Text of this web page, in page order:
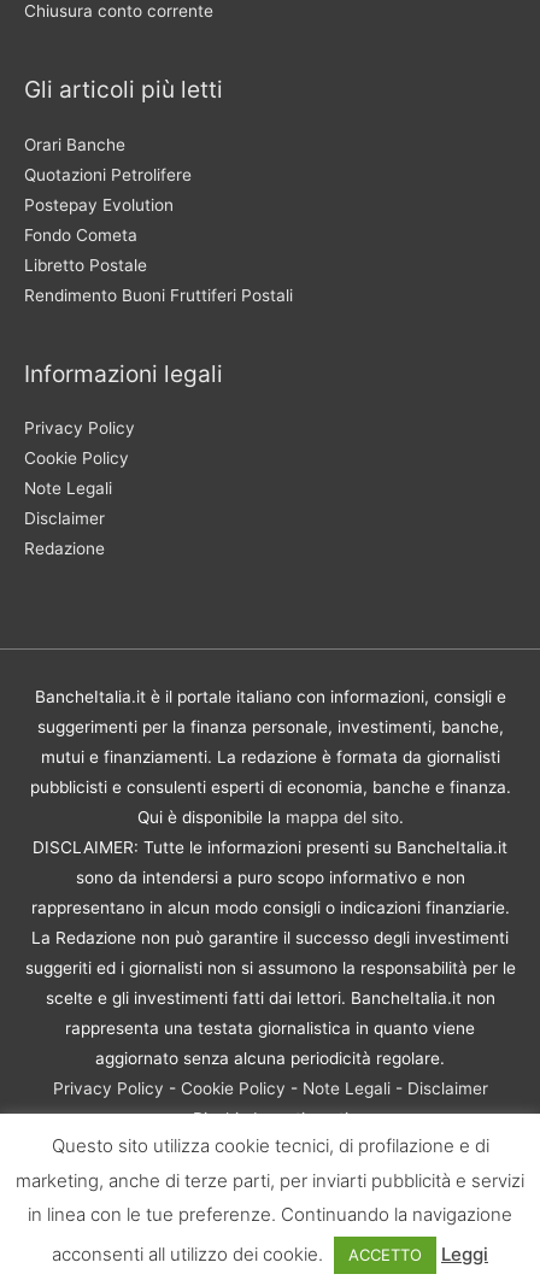
Chiusura conto corrente
Gli articoli più letti
Orari Banche
Quotazioni Petrolifere
Postepay Evolution
Fondo Cometa
Libretto Postale
Rendimento Buoni Fruttiferi Postali
Informazioni legali
Privacy Policy
Cookie Policy
Note Legali
Disclaimer
Redazione
BancheItalia.it è il portale italiano con informazioni, consigli e
suggerimenti per la finanza personale, investimenti, banche,
mutui e finanziamenti. La redazione è formata da giornalisti
pubblicisti e consulenti esperti di economia, banche e finanza.
Qui è disponibile la mappa del sito.
DISCLAIMER: Tutte le informazioni presenti su BancheItalia.it
sono da intendersi a puro scopo informativo e non
rappresentano in alcun modo consigli o indicazioni finanziarie.
La Redazione non può garantire il successo degli investimenti
suggeriti ed i giornalisti non si assumono la responsabilità per le
scelte e gli investimenti fatti dai lettori. BancheItalia.it non
rappresenta una testata giornalistica in quanto viene
aggiornato senza alcuna periodicità regolare.
Privacy Policy - Cookie Policy - Note Legali- Disclaimer
Rischio Investimenti
BancheItalia.it Copyright © 2021. Tutti i diritti sono riservati. |
P.IVA 10673901004 | Contenuti di proprietà di BancheItalia.it:
non sono riproducibili, neanche parzialmente, senza esplicita
Questo sito utilizza cookie tecnici, di profilazione e di
marketing, anche di terze parti, per inviarti pubblicità e servizi
in linea con le tue preferenze. Continuando la navigazione
acconsenti all utilizzo dei cookie.
ACCETTO Leggi